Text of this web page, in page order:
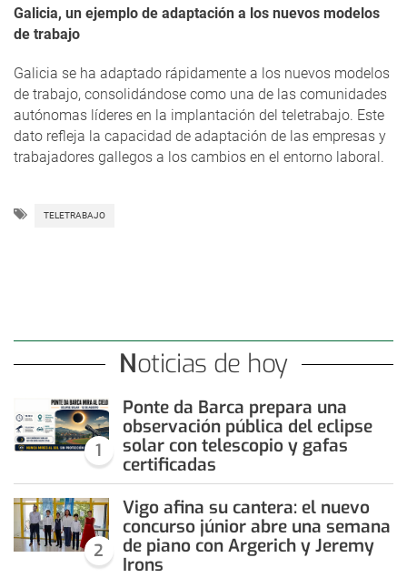
Galicia, un ejemplo de adaptación a los nuevos modelos
de trabajo
Galicia se ha adaptado rápidamente a los nuevos modelos
de trabajo, consolidándose como una de las comunidades
autónomas líderes en la implantación del teletrabajo. Este
dato refleja la capacidad de adaptación de las empresas y
trabajadores gallegos a los cambios en el entorno laboral.
TELETRABAJO
Noticias de hoy
1
Ponte da Barca prepara una
observación pública del eclipse
solar con telescopio y gafas
certificadas
2
Vigo afina su cantera: el nuevo
concurso júnior abre una semana
de piano con Argerich y Jeremy
Irons